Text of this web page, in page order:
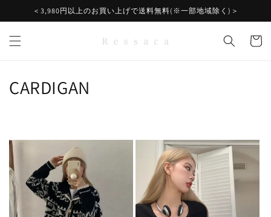
ンツに
進む
＜3,980円以上のお買い上げで送料無料(※一部地域除く)＞
カ
ー
コ
ク
シ
ョ
ン
CARDIGAN